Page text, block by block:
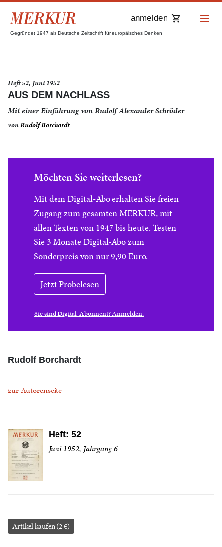
Gegründet 1947 als Deutsche Zeitschrift für europäisches Denken
anmelden
Heft 52, Juni 1952
AUS DEM NACHLASS
Mit einer Einführung von Rudolf Alexander Schröder
vonRudolf Borchardt
Möchten Sie weiterlesen?
Mit dem Digital-Abo erhalten Sie freien
Zugang zum gesamten MERKUR, mit
allen Texten von 1947 bis heute. Testen
Sie 3 Monate Digital-Abo zum
Sonderpreis von nur 9,90 Euro.
Jetzt Probelesen
Sie sind Digital-Abonnent? Anmelden.
Rudolf Borchardt
zur Autorenseite
Heft: 52
Juni 1952, Jahrgang 6
Artikel kaufen (2 €)